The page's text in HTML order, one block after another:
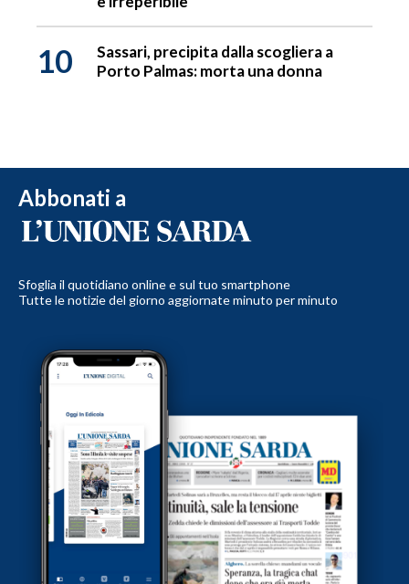
10
Sassari, precipita dalla scogliera a
Porto Palmas: morta una donna
Abbonati a
Sfoglia il quotidiano online e sul tuo smartphone
Tutte le notizie del giorno aggiornate minuto per minuto